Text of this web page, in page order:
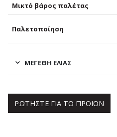
Μικτό βάρος παλέτας
Παλετοποίηση
ΜΕΓΈΘΗ ΕΛΙΆΣ
ΡΩΤΗΣΤΕ ΓΙΑ ΤΟ ΠΡΟΙΟΝ